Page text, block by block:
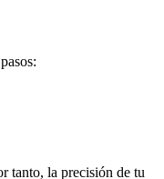
tanto, la precisión de tu